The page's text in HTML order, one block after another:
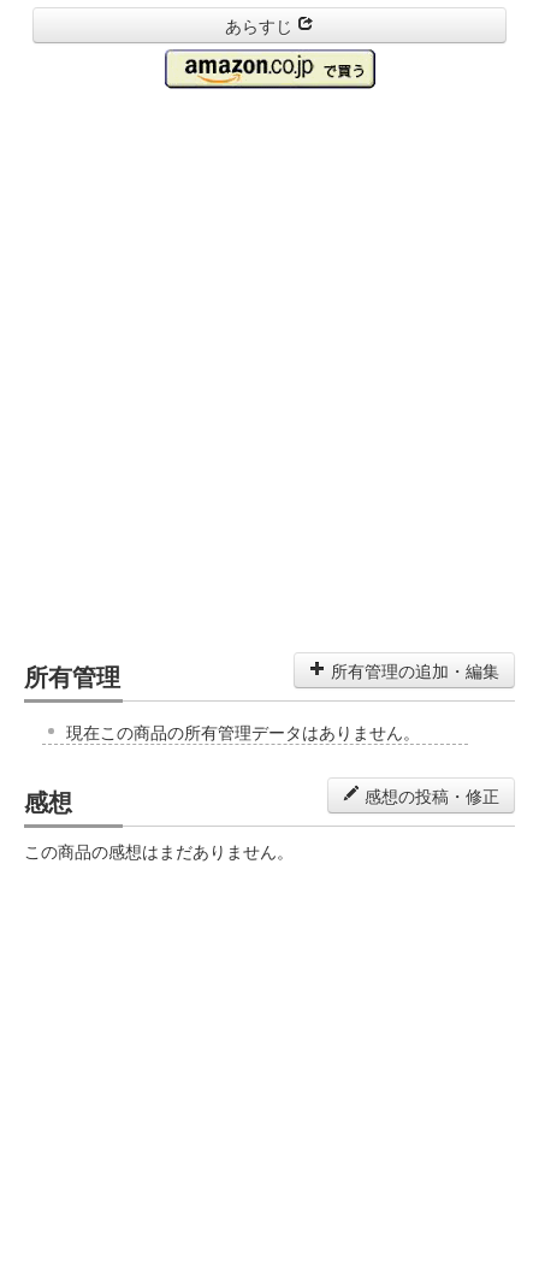
あらすじ
所有管理 所有管理の追加・編集
現在この商品の所有管理データはありません。
感想 感想の投稿・修正
この商品の感想はまだありません。